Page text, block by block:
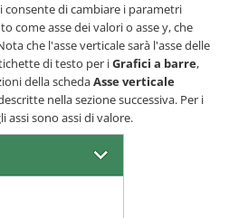
consente di cambiare i parametri
come asse dei valori o asse y, che
che l'asse verticale sarà l'asse delle
di testo per iGrafici a barre,
della schedaAsse verticale
nella sezione successiva. Per i
assi sono assi di valore.